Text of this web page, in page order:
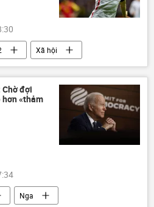
Xã hội
Kylian Mbappé
Chờ đợi
«thảm
Nga